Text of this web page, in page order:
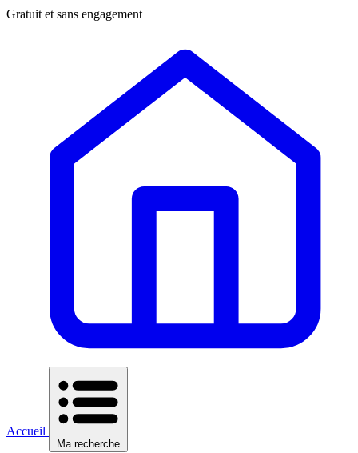
Gratuit et sans engagement
Accueil
Ma recherche